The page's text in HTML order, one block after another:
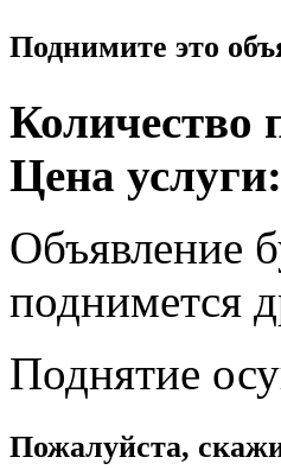
Поднимите это
Количество
Цена
Объявление
поднимется
Поднятие
Пожалуйста,